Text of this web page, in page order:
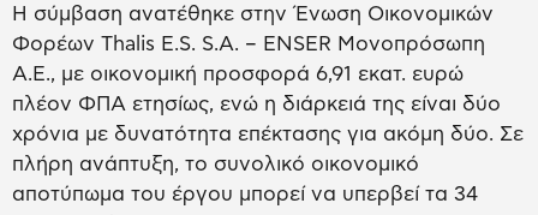
Η σύμβαση ανατέθηκε στην Ένωση Οικονομικών
Φορέων Thalis E.S. S.A. – ENSER Μονοπρόσωπη
Α.Ε., με οικονομική προσφορά 6,91 εκατ. ευρώ
πλέον ΦΠΑ ετησίως, ενώ η διάρκειά της είναι δύο
χρόνια με δυνατότητα επέκτασης για ακόμη δύο. Σε
πλήρη ανάπτυξη, το συνολικό οικονομικό
αποτύπωμα του έργου μπορεί να υπερβεί τα 34